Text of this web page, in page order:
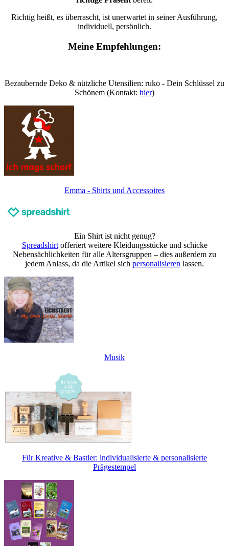
Richtig heißt, es überrascht, ist unerwartet in seiner Ausführung,
individuell, persönlich.
Meine Empfehlungen:
Bezaubernde Deko & nützliche Utensilien: ruko - Dein Schlüssel zu
Schönem (Kontakt: hier)
Emma - Shirts und Accessoires
Ein Shirt ist nicht genug?
Spreadshirtofferiert weitere Kleidungsstücke und schicke
Nebensächlichkeiten für alle Altersgruppen – dies außerdem zu
jedem Anlass, da die Artikel sich personalisieren lassen.
Musik
Für Kreative & Bastler: individualisierte & personalisierte
Prägestempel